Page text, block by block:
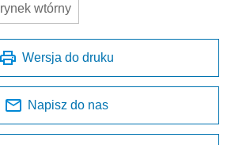
rynek wtórny
Wersja do druku
Napisz do nas